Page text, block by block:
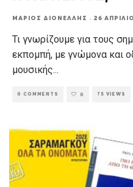
ΜΆΡΙΟΣ ΔΙΟΝΈΛΛΗΣ · 26
Τι γνωρίζουμε για τους
εκπομπή, με γνώμονα και
μουσικής...
0 COMMENTS 0 75 VIEWS